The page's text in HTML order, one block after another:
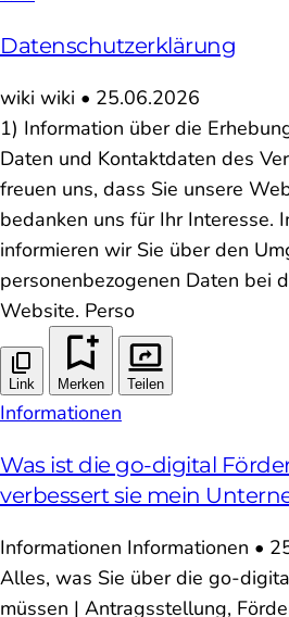
Datenschutzerklärung
wiki wiki • 25.06.2026
1) Information über die
Daten und Kontaktdaten des
freuen uns, dass Sie unsere
bedanken uns für Ihr Interesse.
informieren wir Sie über den
personenbezogenen Daten bei
Website. Perso
Link Merken Teilen
Informationen
Was ist die go-digital
verbessert sie mein
Informationen Informationen •
Alles, was Sie über die go-
müssen | Antragsstellung,